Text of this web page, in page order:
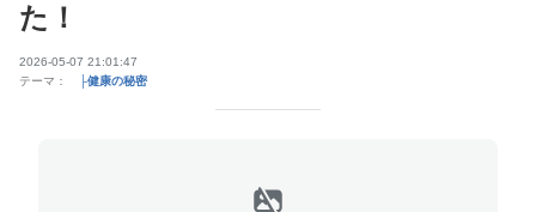
た！
2026-05-07 21:01:47
テーマ：
├健康の秘密